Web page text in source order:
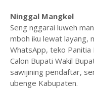
Ninggal Mangkel
Seng nggarai luweh
mboh iku lewat layang,
WhatsApp, teko Panitia
Calon Bupati Wakil
sawijining pendaftar,
ubenge Kabupaten.